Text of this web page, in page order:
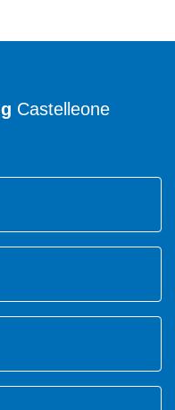
Castelleone